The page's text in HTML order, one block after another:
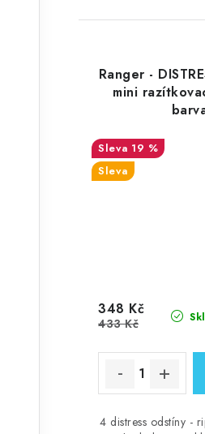
Ranger -
mini
19 %
Sleva
348 Kč
433 Kč
4 distress odstíny -